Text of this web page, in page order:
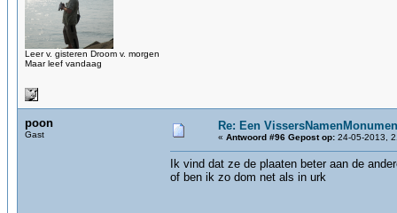
Leer v. gisteren Droom v. morgen
Maar leef vandaag
poon
Gast
Re: Een
« Antwoord #96 Gepost op: 24-05-2013,
Ik vind dat ze de plaaten beter aan de
of ben ik zo dom net als in urk